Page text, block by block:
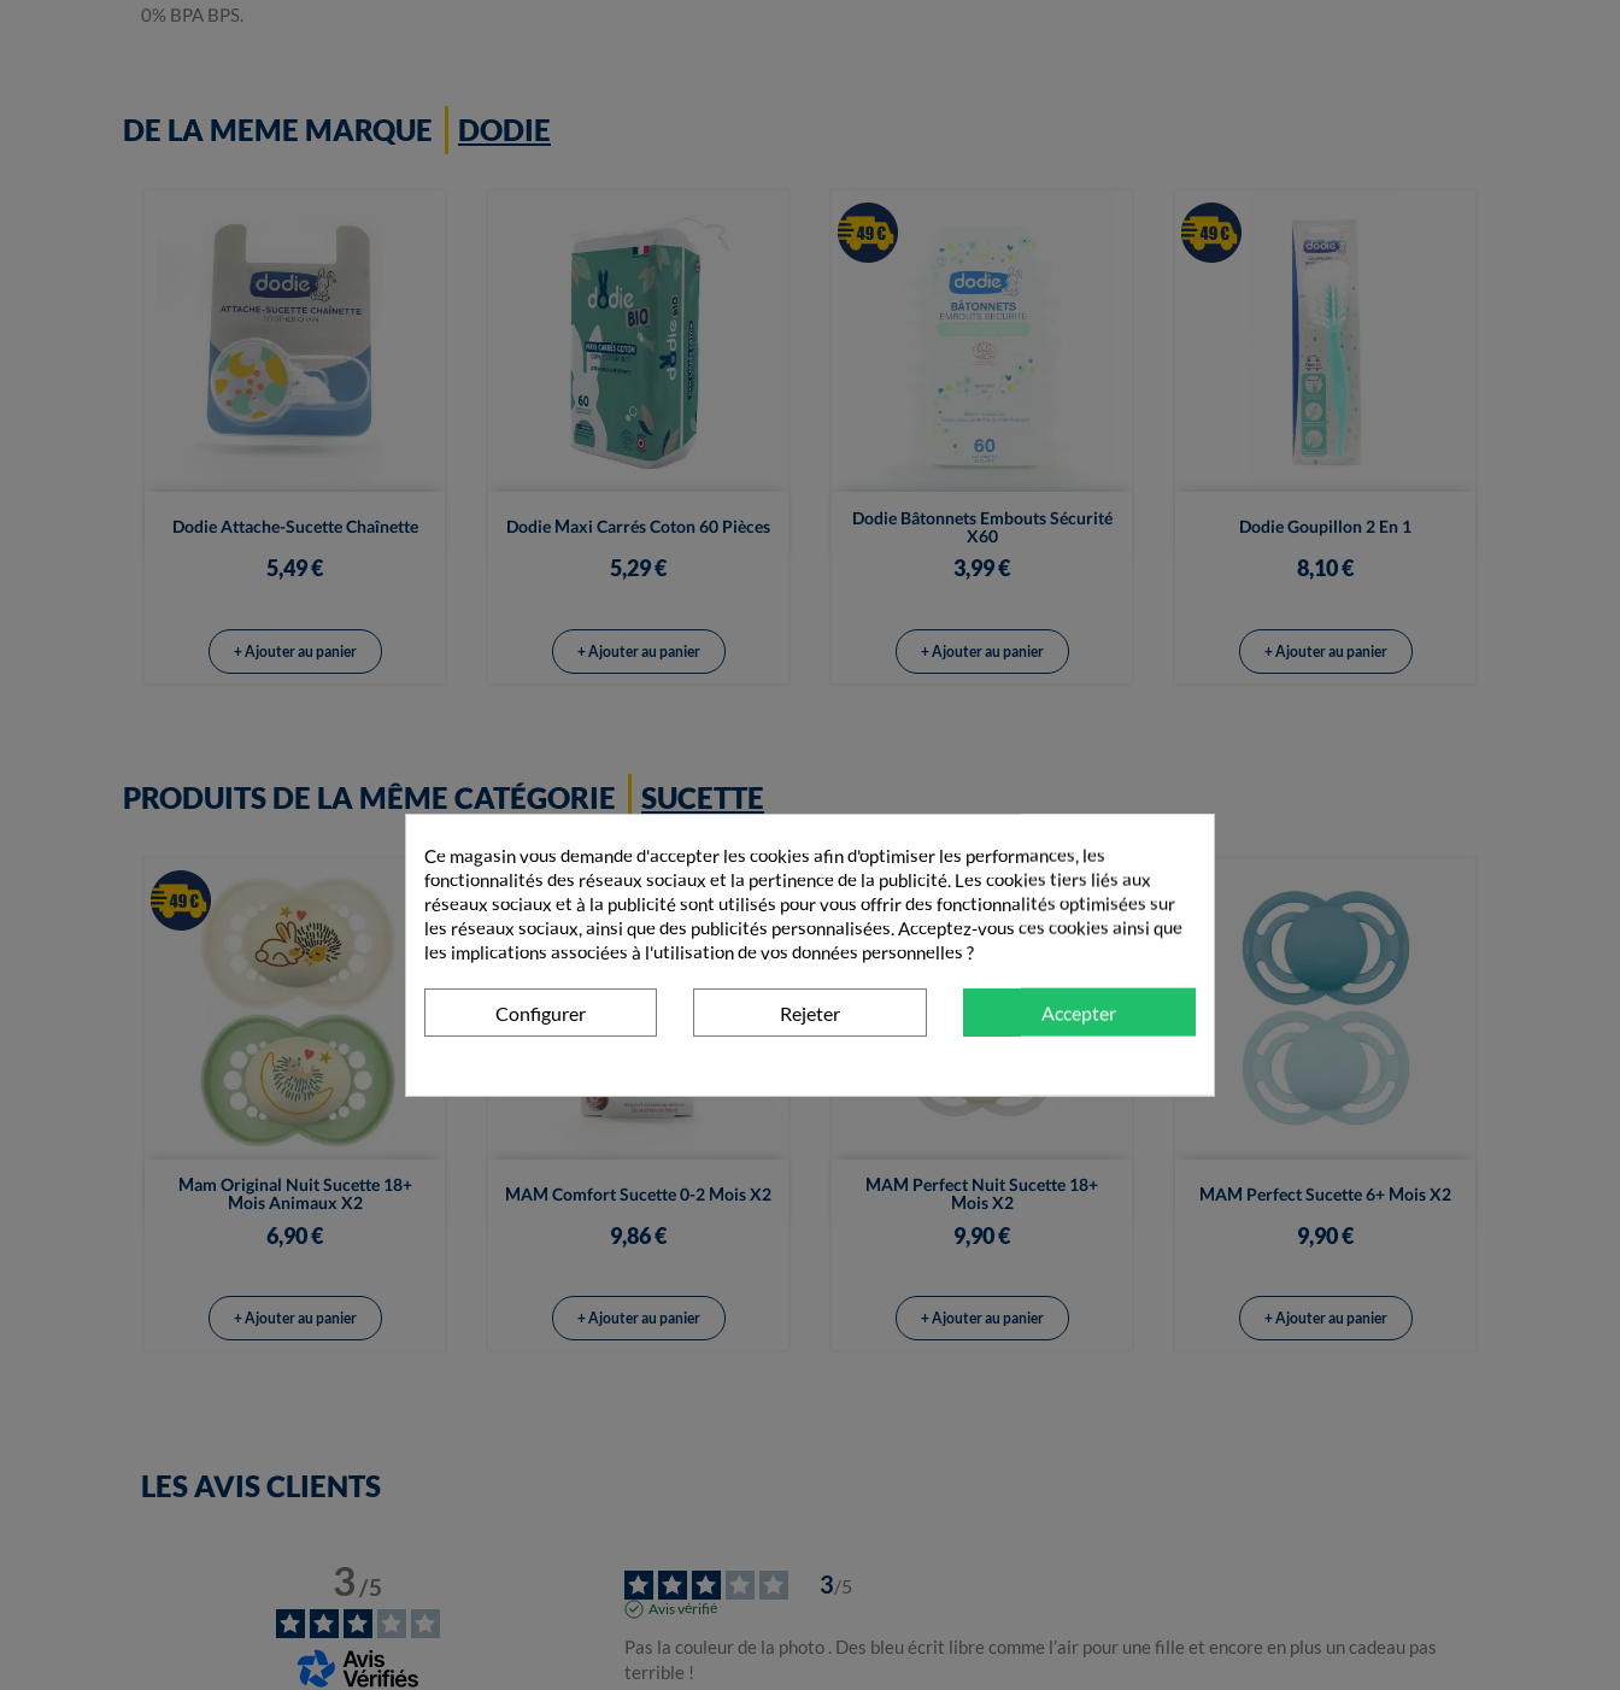
0% BPA BPS.
DE LA MEME MARQUE DODIE
Dodie Attache-Sucette Chaînette
5,49 €
Vue rapide
+ Ajouter au panier
Dodie Maxi Carrés Coton 60 Pièces
5,29 €
Vue rapide
+ Ajouter au panier
Dodie Bâtonnets Embouts Sécurité
X60
3,99 €
Vue rapide
+ Ajouter au panier
Dodie Goupillon 2 En 1
8,10 €
Vue rapide
+ Ajouter au panier
PRODUITS DE LA MÊME CATÉGORIE SUCETTE
Mam Original Nuit Sucette 18+
Mois Animaux X2
6,90 €
Vue rapide
+ Ajouter au panier
MAM Comfort Sucette 0-2 Mois X2
9,86 €
 Vue rapide
+ Ajouter au panier
MAM Perfect Nuit Sucette 18+
Mois X2
9,90 €
Vue rapide
+ Ajouter au panier
MAM Perfect Sucette 6+ Mois X2
9,90 €
 Vue rapide
+ Ajouter au panier
LES AVIS CLIENTS
3/5 3/5
Avis vérifié
Pas la couleur de la photo . Des bleu écrit libre comme l’air pour une fille et encore en plus un cadeau pas
terrible !
Ce magasin vous demande d'accepter les cookies afin d'optimiser les performances, les
fonctionnalités des réseaux sociaux et la pertinence de la publicité. Les cookies tiers liés aux
réseaux sociaux et à la publicité sont utilisés pour vous offrir des fonctionnalités optimisées sur
les réseaux sociaux, ainsi que des publicités personnalisées. Acceptez-vous ces cookies ainsi que
les implications associées à l'utilisation de vos données personnelles ?
Configurer Rejeter Accepter